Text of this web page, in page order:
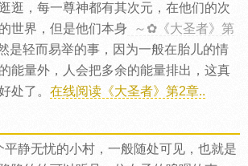
逛，每一尊神都有其次元，在他们的次
世界，但是他们本身
～✿《大圣者》第
是轻而易举的事，因为一般在胎儿的情
能量外，人会把多余的能量排出，这真
处了。 在线阅读《大圣者》第2章..
平静无忧的小村，一般随处可见，也就是